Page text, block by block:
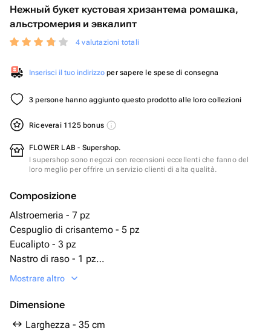
Нежный букет кустовая хризантема ромашка,
альстромерия и эвкалипт
4 valutazioni totali
Inserisci il tuo indirizzo per sapere le spese di consegna
3 persone hanno aggiunto questo prodotto alle loro collezioni
Riceverai 1125 bonus
FLOWER LAB - Supershop.
I supershop sono negozi con recensioni eccellenti che fanno del
loro meglio per offrire un servizio clienti di alta qualità.
Composizione
Alstroemeria - 7 pz
Cespuglio di crisantemo - 5 pz
Eucalipto - 3 pz
Nastro di raso - 1 pz
Дизайнерская упаковка - 2 pz
Mostrare altro
Dimensione
Larghezza - 35 cm